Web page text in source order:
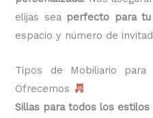
elijas sea perfecto para
espacio y número de
Tipos de Mobiliario
Ofrecemos
Sillas para todos los estilos